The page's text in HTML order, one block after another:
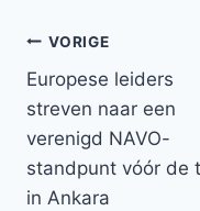
Bericht
navigatie
VORIGE
Europese leiders
streven naar een
verenigd NAVO-
standpunt vóór de
in Ankara